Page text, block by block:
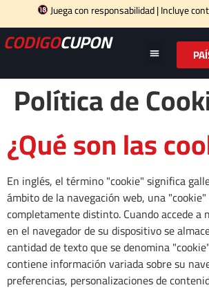
Juega con responsabilidad | Incluye
CODIGOCUPON
Política de
¿Qué son las
En inglés, el término "cookie" significa
ámbito de la navegación web, una
completamente distinto. Cuando accede a
en el navegador de su dispositivo se
cantidad de texto que se denomina
contiene información variada sobre su
preferencias, personalizaciones de